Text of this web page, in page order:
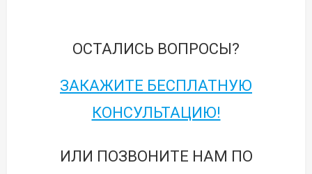
ОСТАЛИСЬ ВОПРОСЫ?
ЗАКАЖИТЕ БЕСПЛАТНУЮ
КОНСУЛЬТАЦИЮ!
ИЛИ ПОЗВОНИТЕ НАМ ПО